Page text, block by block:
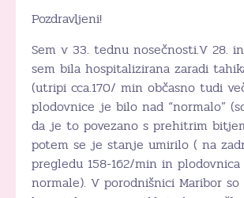
Pozdravljeni!
Sem v 33. tednu nosečnosti.V 28.
sem bila hospitalizirana zaradi
(utripi cca.170/ min občasno tudi
plodovnice je bilo nad “normalo”
da je to povezano s prehitrim
potem se je stanje umirilo ( na
pregledu 158-162/min in
normale). V porodnišnici Maribor so